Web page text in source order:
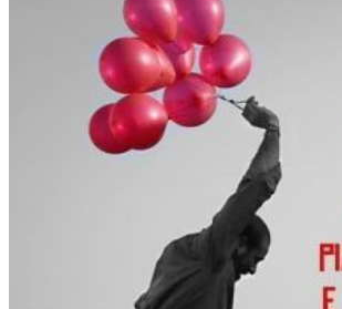
emilia-romagna Tag